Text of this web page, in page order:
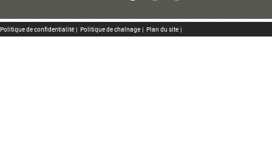
Politique de confidentialité | Politique de chaînage | Plan du site |